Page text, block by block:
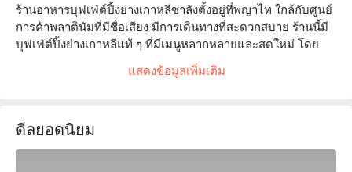
ร้านอาหารบุฟเฟ่ต์ปิ้งย่างเกาหลีซาลังตั้งอยู่ที่พญาไท ใกล้กับศูนย์
การค้าพลาตินัมที่มีชื่อเสียง มีการเดินทางที่สะดวกสบาย ร้านนี้มี
บุฟเฟ่ต์ปิ้งย่างเกาหลีแท้ ๆ ที่มีเมนูหลากหลายและสดใหม่ โดย
เฉพาะเนื้อวัวและอาหารทะเลที่แนะนำ พร้อมซอสโฮมเมดที่ทำให้
ทุกคำเป็นเซอร์ไพรส์ ร้านมีบรรยากาศที่สะดวกสบายและการ
ว่าคุณจะเป็นคนรักปิ้งย่างเกาหลีหรือกำลังมองหาลิ้มลองรสชาติ
ใหม่ ๆ ซาลังก็เป็นตัวเลือกที่เหมาะสม จองผ่านฟันนาวเพื่อรับ
แสดงข้อมูลเพิ่มเติม
ดีลยอดนิยม